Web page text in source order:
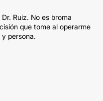
Ruiz. No es broma
que tome al operarme
persona.